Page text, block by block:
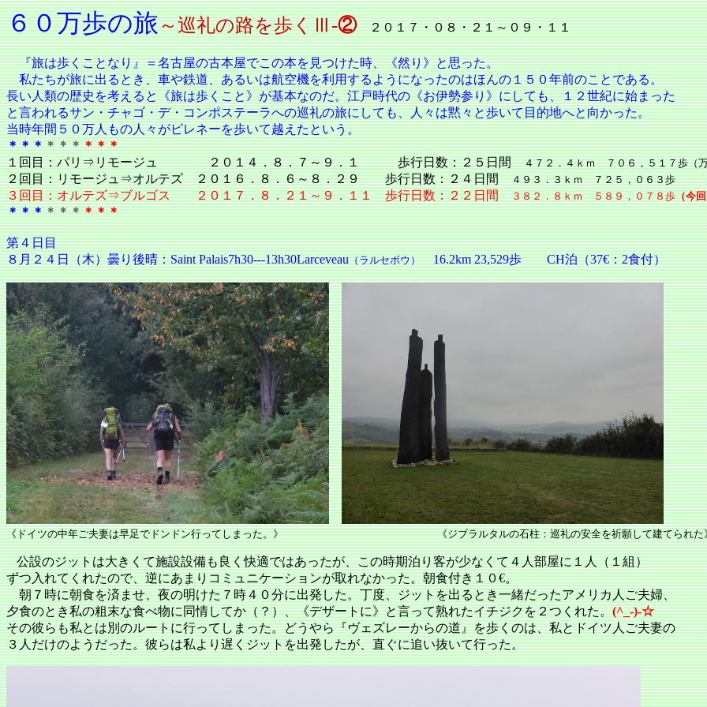
６０万歩の旅～巡礼の路を歩くⅢ-②２０１７・０８・２１～０９・１１
『旅は歩くことなり』＝名古屋の古本屋でこの本を見つけた時、《然り》と思った。
私たちが旅に出るとき、車や鉄道、あるいは航空機を利用するようになったのはほんの１５０年前のことである。
長い人類の歴史を考えると《旅は歩くこと》が基本なのだ。江戸時代の《お伊勢参り》にしても、１２世紀に始まった
と言われるサン・チャゴ・デ・コンポステーラへの巡礼の旅にしても、人々は黙々と歩いて目的地へと向かった。
当時年間５０万人もの人々がピレネーを歩いて越えたという。
＊＊＊＊＊＊＊＊＊
１回目：パリ⇒リモージュ ２０１４．８．７～９．１ 歩行日数：２５日間４７２．４ｋｍ ７０６，５１７歩（
２回目：リモージュ⇒オルテズ ２０１６．８．６～８．２９歩行日数：２４日間４９３．３ｋｍ ７２５，０６３歩
３回目：オルテズ⇒ブルゴス ２０１７．８．２１～９．１１ 歩行日数：２２日間３８２．８ｋｍ ５８９，０７８歩（今
＊＊＊＊＊＊＊＊＊
第４日目
８月２４日（木）曇り後晴：Saint Palais7h30---13h30Larceveau（ラルセボウ）16.2km 23,529歩 CH泊（37€：2食付）
《ドイツの中年ご夫妻は早足でドンドン行ってしまった。》 《ジブラルタルの石柱：巡礼の安全を祈願して建てられた
公設のジットは大きくて施設設備も良く快適ではあったが、この時期泊り客が少なくて４人部屋に１人（１組）
ずつ入れてくれたので、逆にあまりコミュニケーションが取れなかった。朝食付き１０€。
朝７時に朝食を済ませ、夜の明けた７時４０分に出発した。丁度、ジットを出るとき一緒だったアメリカ人ご夫婦、
夕食のとき私の粗末な食べ物に同情してか（？）、《デザートに》と言って熟れたイチジクを２つくれた。(^_-)-☆
その彼らも私とは別のルートに行ってしまった。どうやら『ヴェズレーからの道』を歩くのは、私とドイツ人ご夫妻の
３人だけのようだった。彼らは私より遅くジットを出発したが、直ぐに追い抜いて行った。